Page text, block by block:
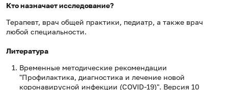
Кто назначает исследование?
Терапевт, врач общей практики, педиатр, а также врач
любой специальности.
Литература
Временные методические рекомендации
"Профилактика, диагностика и лечение новой
коронавирусной инфекции (COVID-19)". Версия 10